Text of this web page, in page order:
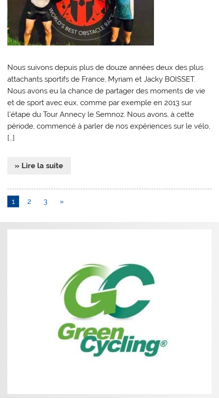
Nous suivons depuis plus de douze années deux des plus
attachants sportifs de France, Myriam et Jacky BOISSET.
Nous avons eu la chance de partager des moments de vie
et de sport avec eux, comme par exemple en 2013 sur
l’étape du Tour Annecy le Semnoz. Nous avons, à cette
période, commencé à parler de nos expériences sur le vélo,
[…]
» Lire la suite
1 2 3 »